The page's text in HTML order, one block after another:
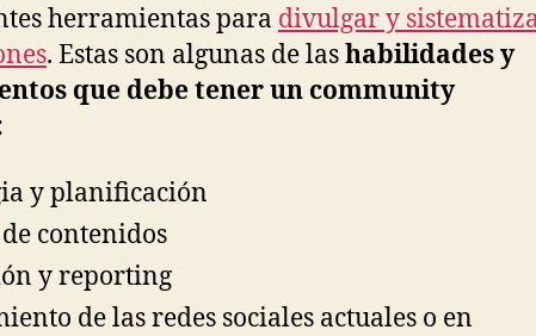
herramientas para divulgar y
. Estas son algunas de lashabilidades y
que debe tener un community
y planificación
contenidos
y reporting
de las redes sociales actuales o en